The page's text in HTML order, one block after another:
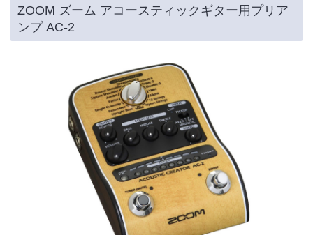
ZOOM ズーム アコースティックギター用プリア
ンプ AC-2